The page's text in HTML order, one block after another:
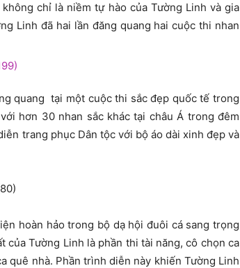
chỉ là niềm tự hào của Tường Linh và gia
Linh đã hai lần đăng quang hai cuộc thi nhan
quang tại một cuộc thi sắc đẹp quốc tế trong
hơn 30 nhan sắc khác tại châu Á trong đêm
trang phục Dân tộc với bộ áo dài xinh đẹp và
hoàn hảo trong bộ dạ hội đuôi cá sang trọng
Tường Linh là phần thi tài năng, cô chọn ca
quê nhà. Phần trình diễn này khiến Tường Linh